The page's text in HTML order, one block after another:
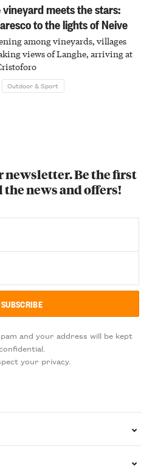
meets the stars:
to the lights of Neive
among vineyards, villages
views of Langhe, arriving at
Outdoor & Sport
newsletter. Be the first
news and offers!
and your address will be kept
your privacy.